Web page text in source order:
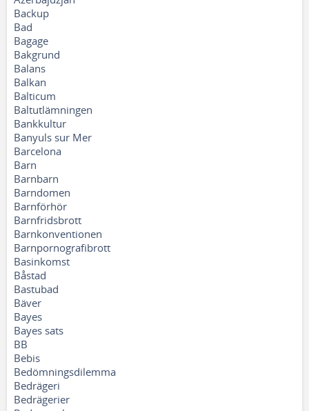
Backup
Bad
Bagage
Bakgrund
Balans
Balkan
Balticum
Baltutlämningen
Bankkultur
Banyuls sur Mer
Barcelona
Barn
Barnbarn
Barndomen
Barnförhör
Barnfridsbrott
Barnkonventionen
Barnpornografibrott
Basinkomst
Båstad
Bastubad
Bäver
Bayes
Bayes sats
BB
Bebis
Bedömningsdilemma
Bedrägeri
Bedrägerier